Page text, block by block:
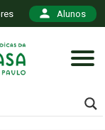
Alunos